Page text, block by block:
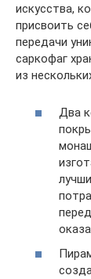
искусства,
присвоить
передачи
саркофаг
из
Два